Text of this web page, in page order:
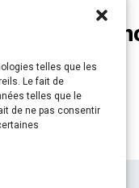
telles que les
Le fait de
telles que le
de ne pas consentir
Suivez-